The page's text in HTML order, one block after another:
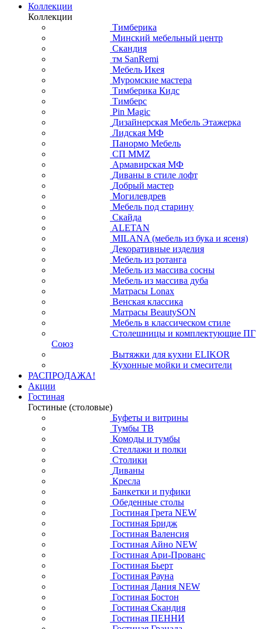
Коллекции
Коллекции
Тимберика
Минский мебельный центр
Скандия
тм SanRemi
Мебель Икея
Муромские мастера
Тимберика Кидс
Тимберс
Pin Magic
Дизайнерская Мебель Этажерка
Лидская МФ
Панормо Мебель
СП ММZ
Армавирская МФ
Диваны в стиле лофт
Добрый мастер
Могилевдрев
Мебель под старину
Скайда
ALETAN
MILANA (мебель из бука и ясеня)
Декоративные изделия
Мебель из ротанга
Мебель из массива сосны
Мебель из массива дуба
Матрасы Lonax
Венская классика
Матрасы BeautySON
Мебель в классическом стиле
Столешницы и комплектующие ПГ
Союз
Вытяжки для кухни ELIKOR
Кухонные мойки и смесители
РАСПРОДАЖА!
Акции
Гостиная
Гостиные (столовые)
Буфеты и витрины
Тумбы ТВ
Комоды и тумбы
Стеллажи и полки
Столики
Диваны
Кресла
Банкетки и пуфики
Обеденные столы
Гостиная Грета NEW
Гостиная Бридж
Гостиная Валенсия
Гостиная Айно NEW
Гостиная Ари-Прованс
Гостиная Бьерт
Гостиная Рауна
Гостиная Дания NEW
Гостиная Бостон
Гостиная Скандия
Гостиная ПЕННИ